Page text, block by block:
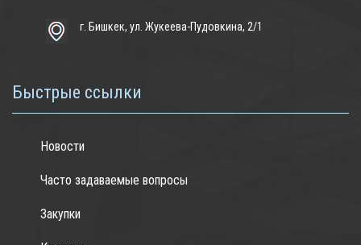
г. Бишкек, ул. Жукеева-Пудовкина, 2/1
Быстрые ссылки
Новости
Часто задаваемые вопросы
Закупки